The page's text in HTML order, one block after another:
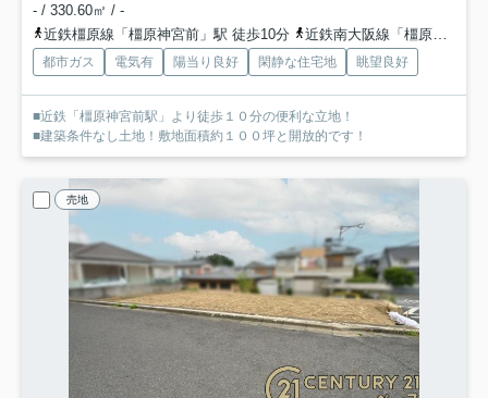
- / 330.60㎡ / -
近鉄橿原線「橿原神宮前」駅 徒歩10分
近鉄南大阪線「橿原神宮前」駅 徒歩10分
都市ガス 電気有 陽当り良好 閑静な住宅地 眺望良好
■近鉄「橿原神宮前駅」より徒歩１０分の便利な立地！
■建築条件なし土地！敷地面積約１００坪と開放的です！
売地